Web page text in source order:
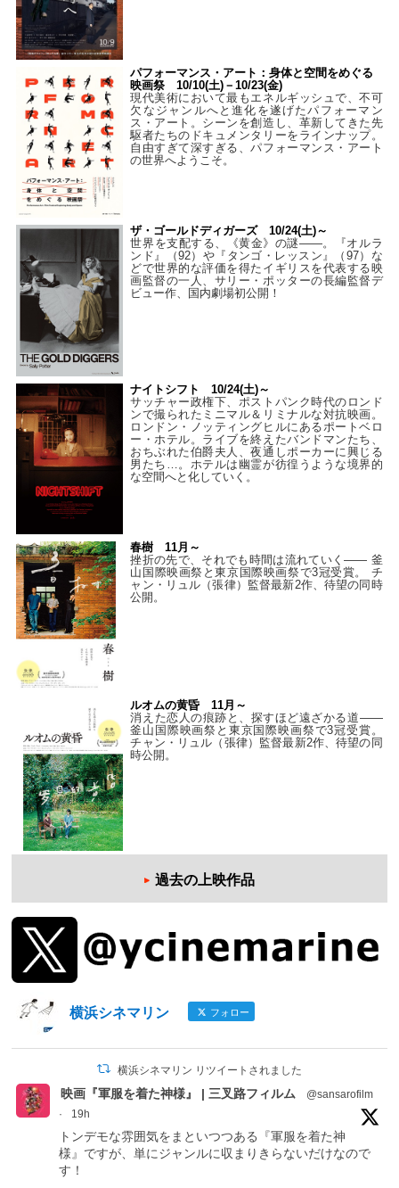
パフォーマンス・アート：身体と空間をめぐる
映画祭 10/10(土)－10/23(金)
現代美術において最もエネルギッシュで、不可
欠なジャンルへと進化を遂げたパフォーマン
ス・アート。シーンを創造し、革新してきた先
駆者たちのドキュメンタリーをラインナップ。
自由すぎて深すぎる、パフォーマンス・アート
の世界へようこそ。
ザ・ゴールドディガーズ 10/24(土)～
世界を支配する、《黄金》の謎――。『オルラ
ンド』（92）や『タンゴ・レッスン』（97）な
どで世界的な評価を得たイギリスを代表する映
画監督の一人、サリー・ポッターの長編監督デ
ビュー作、国内劇場初公開！
ナイトシフト 10/24(土)～
サッチャー政権下、ポストパンク時代のロンド
ンで撮られたミニマル＆リミナルな対抗映画。
ロンドン・ノッティングヒルにあるポートベロ
ー・ホテル。ライブを終えたバンドマンたち、
おちぶれた伯爵夫人、夜通しポーカーに興じる
男たち…。ホテルは幽霊が彷徨うような境界的
な空間へと化していく。
春樹 11月～
挫折の先で、それでも時間は流れていく—— 釜
山国際映画祭と東京国際映画祭で3冠受賞。 チ
ャン・リュル（張律）監督最新2作、待望の同時
公開。
ルオムの黄昏 11月～
消えた恋人の痕跡と、探すほど遠ざかる道——
釜山国際映画祭と東京国際映画祭で3冠受賞。
チャン・リュル（張律）監督最新2作、待望の同
時公開。
過去の上映作品
横浜シネマリン フォロー
横浜シネマリン リツイートされました
映画『軍服を着た神様』 | 三叉路フィルム
@sansarofilm
·
19h
トンデモな雰囲気をまといつつある『軍服を着た神
様』ですが、単にジャンルに収まりきらないだけなので
す！